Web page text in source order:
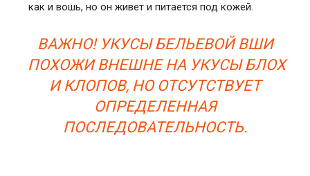
как и вошь, но он живет и питается под кожей.
ВАЖНО! УКУСЫ БЕЛЬЕВОЙ ВШИ
ПОХОЖИ ВНЕШНЕ НА УКУСЫ БЛОХ
И КЛОПОВ, НО ОТСУТСТВУЕТ
ОПРЕДЕЛЕННАЯ
ПОСЛЕДОВАТЕЛЬНОСТЬ.